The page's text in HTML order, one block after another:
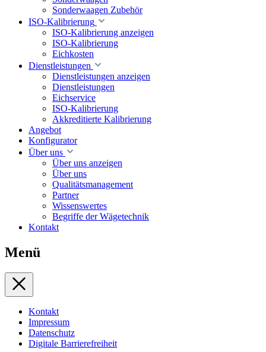
Sonderwaagen Zubehör
ISO-Kalibrierung
ISO-Kalibrierung anzeigen
ISO-Kalibrierung
Eichkosten
Dienstleistungen
Dienstleistungen anzeigen
Dienstleistungen
Eichservice
ISO-Kalibrierung
Akkreditierte Kalibrierung
Angebot
Konfigurator
Über uns
Über uns anzeigen
Über uns
Qualitätsmanagement
Partner
Wissenswertes
Begriffe der Wägetechnik
Kontakt
Menü
Kontakt
Impressum
Datenschutz
Digitale Barrierefreiheit